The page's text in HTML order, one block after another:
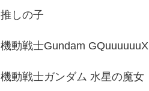
推しの子
機動戦士Gundam GQuuuuuuX
機動戦士ガンダム 水星の魔女